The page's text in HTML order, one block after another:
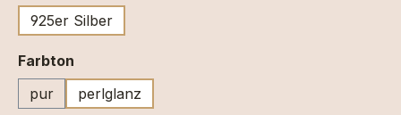
925er Silber
Farbton
pur
perlglanz